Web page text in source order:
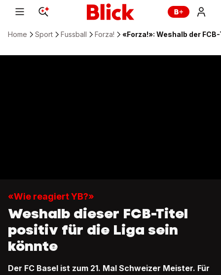
Home Sport Fussball Forza! «Forza!»: Weshalb der
«Wie reagiert YB?»
Weshalb dieser FCB-Titel
positiv für die Liga sein
könnte
Der FC Basel ist zum 21. Mal Schweizer Meister. Für